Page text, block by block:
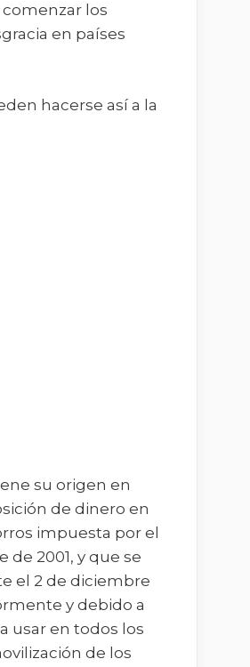
los
en países
hacerse así a la
su origen en
de dinero en
impuesta por el
2001, y que se
el 2 de diciembre
y debido a
usar en todos los
de los